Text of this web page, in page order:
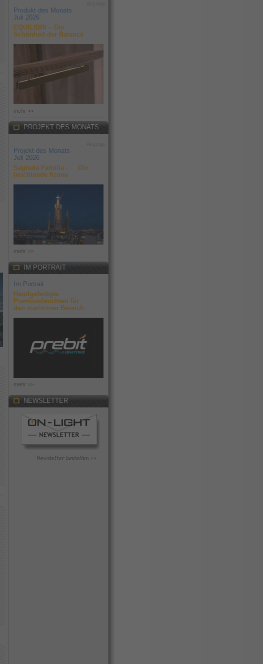
Produkt des Monats
Juli 2026
EQUILIBRI – Die
Schönheit der Balance
mehr >>
PROJEKT DES MONATS
Projekt des Monats
Juli 2026
Sagrada Familia - Die
leuchtende Krone
mehr >>
IM PORTRAIT
Im Portrait
Handgefertigte
Premiumleuchten für
den maritimen Bereich
mehr >>
NEWSLETTER